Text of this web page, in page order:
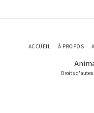
Droits
ACCUEIL À PROPOS